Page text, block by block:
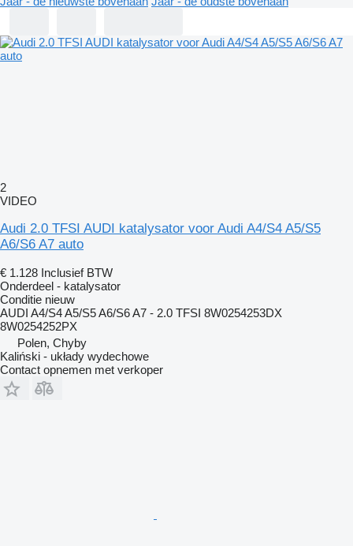
2
VIDEO
Audi 2.0 TFSI AUDI katalysator voor Audi A4/S4 A5/S5
A6/S6 A7 auto
€ 1.128 Inclusief BTW
Onderdeel - katalysator
Conditie nieuw
AUDI A4/S4 A5/S5 A6/S6 A7 - 2.0 TFSI 8W0254253DX
8W0254252PX
Polen, Chyby
Kaliński - układy wydechowe
Contact opnemen met verkoper